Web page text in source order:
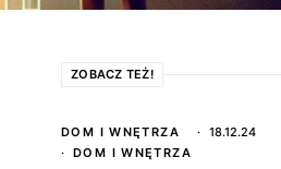
ZOBACZ TEŻ!
DOM I WNĘTRZA
18.12.24
DOM I WNĘTRZA